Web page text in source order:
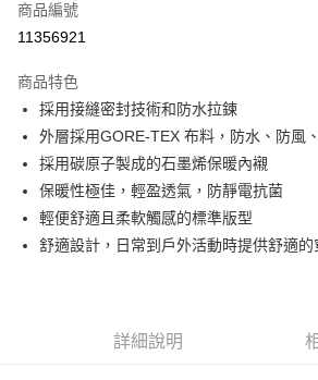
超商取貨付款
Apple Pay
運送方式
全家取貨付款<未取貨列黑名單/不支援離島取
每筆NT$60，滿NT$990(含以上)免運費
7-11取貨付款<未取貨列黑名單/不支援離島
商品編號
11356921
商品特色
採用接縫密封技術和防水拉鍊
外層採用GORE-TEX 布料，防水、防風
採用碳原子製成的石墨烯保暖內襯
保暖性極佳，輕盈透氣，防靜電抗菌
輕便舒適且柔軟觸感的標準版型
舒適設計，日常到戶外活動時提供舒適的
詳細說明